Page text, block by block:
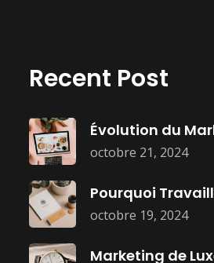
Recent Post
octobre 21, 2024
octobre 19, 2024